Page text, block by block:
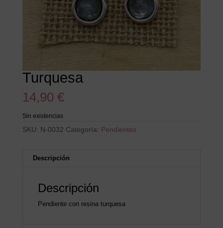
Turquesa
14,90 €
Sin existencias
SKU: N-0032 Categoría: Pendientes
Descripción
Descripción
Pendiente con resina turquesa